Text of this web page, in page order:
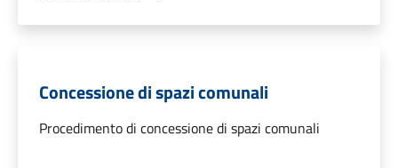
Concessione di spazi comunali
Procedimento di concessione di spazi comunali